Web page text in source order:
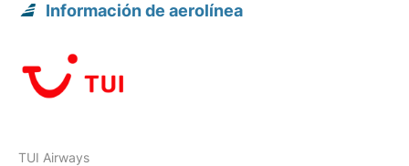
Información de aerolínea
TUI Airways